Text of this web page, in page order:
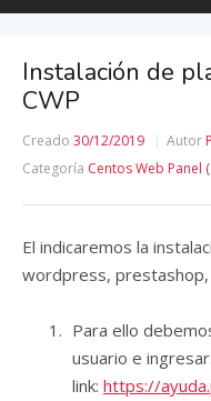
Instalación de
CWP
Creado 30/12/2019 Autor
Categoría Centos Web Panel
El indicaremos la
wordpress, prestashop,
Para ello
usuario e
link: https://